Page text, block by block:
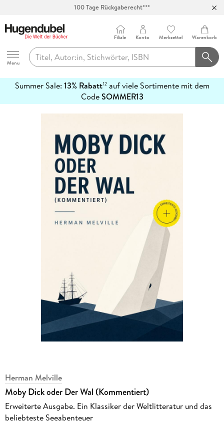
100 Tage Rückgaberecht***
Hugendubel
Menu
Filiale Konto Merkzettel Warenkorb
Summer Sale: 13% Rabatt12auf viele Sortimente mit dem
CodeSOMMER13
erfahren
Herman Melville
Moby Dick oder Der Wal (Kommentiert)
Erweiterte Ausgabe. Ein Klassiker der Weltlitteratur und das
beliebteste Seeabenteuer